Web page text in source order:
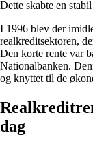
Dette skabte en
I 1996 blev der
realkreditsektoren,
Den korte rente var
Nationalbanken.
og knyttet til de
dag